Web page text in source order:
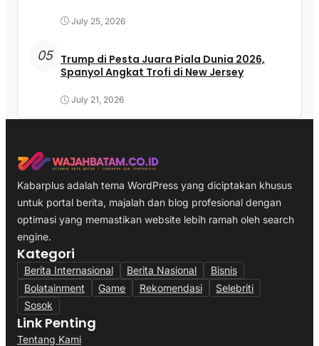
July 25, 2026
05 Trump di Pesta Juara Piala Dunia 2026,
Spanyol Angkat Trofi di New Jersey
July 21, 2026
Kabarplus adalah tema WordPress yang diciptakan khusus
untuk portal berita, majalah dan blog profesional dengan
optimasi yang memastikan website lebih ramah oleh search
engine.
Kategori
Berita Internasional Berita Nasional
Bisnis
Bolatainment
Game Rekomendasi
Selebriti
Sosok
Link Penting
Tentang Kami